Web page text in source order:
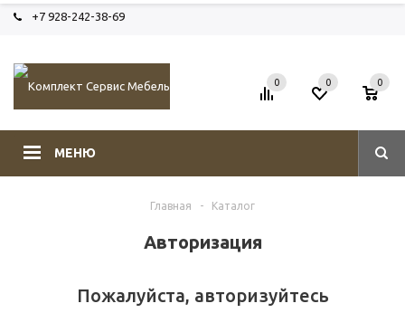
+7 928-242-38-69
МЕНЮ
0 0 0
Главная - Каталог
Авторизация
Пожалуйста, авторизуйтесь